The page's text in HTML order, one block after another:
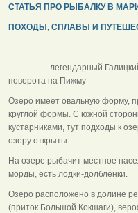
СТАТЬЯ ПРО РЫБАЛКУ В
ПОХОДЫ, СПЛАВЫ И
легендарный Галицкий
поворота на Пижму
Озеро имеет овальную форму,
круглой формы. С южной
кустарниками, тут подходы к
озеру открыты.
На озере рыбачит местное
морды, есть лодки-долблёнки.
Озеро расположено в долине
(приток Большой Кокшаги),